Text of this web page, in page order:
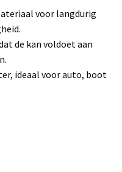
voor langdurig
de kan voldoet aan
ideaal voor auto, boot